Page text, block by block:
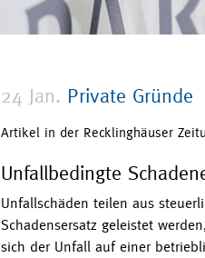
24 Jan. Private Gründe
Artikel in der Recklinghäuser
Unfallbedingte
Unfallschäden teilen aus
Schadensersatz geleistet
sich der Unfall auf einer